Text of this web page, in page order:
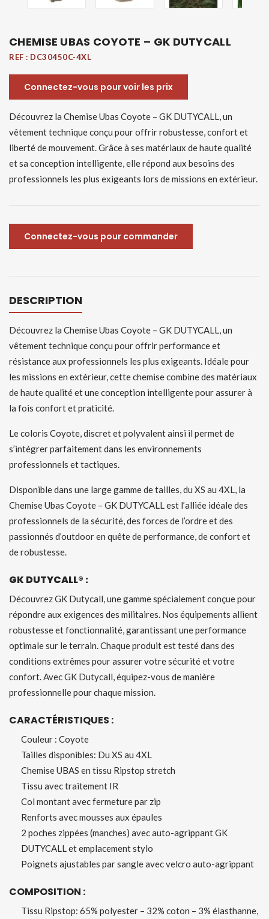
CHEMISE UBAS COYOTE – GK DUTYCALL
REF : DC30450C-4XL
Connectez-vous pour voir les prix
Découvrez la Chemise Ubas Coyote – GK DUTYCALL, un
vêtement technique conçu pour offrir robustesse, confort et
liberté de mouvement. Grâce à ses matériaux de haute qualité
et sa conception intelligente, elle répond aux besoins des
professionnels les plus exigeants lors de missions en extérieur.
Connectez-vous pour commander
DESCRIPTION
Découvrez la Chemise Ubas Coyote – GK DUTYCALL, un
vêtement technique conçu pour offrir performance et
résistance aux professionnels les plus exigeants. Idéale pour
les missions en extérieur, cette chemise combine des matériaux
de haute qualité et une conception intelligente pour assurer à
la fois confort et praticité.
Le coloris Coyote, discret et polyvalent ainsi il permet de
s’intégrer parfaitement dans les environnements
professionnels et tactiques.
Disponible dans une large gamme de tailles, du XS au 4XL, la
Chemise Ubas Coyote – GK DUTYCALL est l’alliée idéale des
professionnels de la sécurité, des forces de l’ordre et des
passionnés d’outdoor en quête de performance, de confort et
de robustesse.
GK DUTYCALL® :
Découvrez GK Dutycall, une gamme spécialement conçue pour
répondre aux exigences des militaires. Nos équipements allient
robustesse et fonctionnalité, garantissant une performance
optimale sur le terrain. Chaque produit est testé dans des
conditions extrêmes pour assurer votre sécurité et votre
confort. Avec GK Dutycall, équipez-vous de manière
professionnelle pour chaque mission.
CARACTÉRISTIQUES :
Couleur : Coyote
Tailles disponibles: Du XS au 4XL
Chemise UBAS en tissu Ripstop stretch
Tissu avec traitement IR
Col montant avec fermeture par zip
Renforts avec mousses aux épaules
2 poches zippées (manches) avec auto-agrippant GK
DUTYCALL et emplacement stylo
Poignets ajustables par sangle avec velcro auto-agrippant
COMPOSITION :
Tissu Ripstop: 65% polyester – 32% coton – 3% élasthanne,